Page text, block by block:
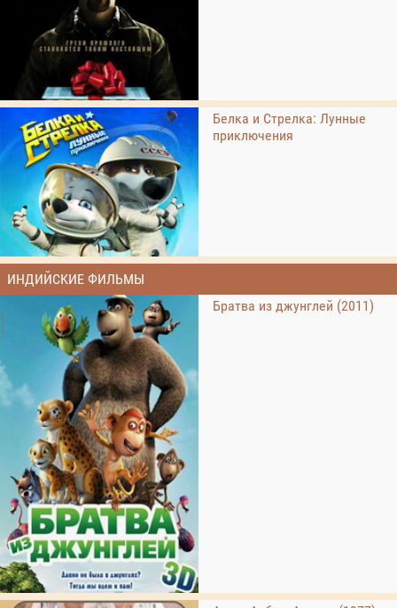
Белка и Стрелка: Лунные
приключения
ИНДИЙСКИЕ ФИЛЬМЫ
Братва из джунглей (2011)